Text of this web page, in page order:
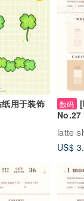
用于装饰
数码
latte
US$